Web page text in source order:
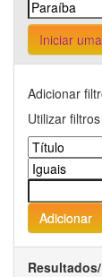
Iniciar
Adicionar
Utilizar